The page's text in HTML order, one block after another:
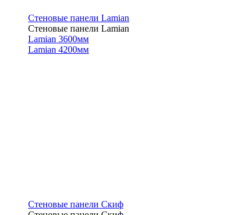
Стеновые панели Lamian
Стеновые панели Lamian
Lamian 3600мм
Lamian 4200мм
Стеновые панели Скиф